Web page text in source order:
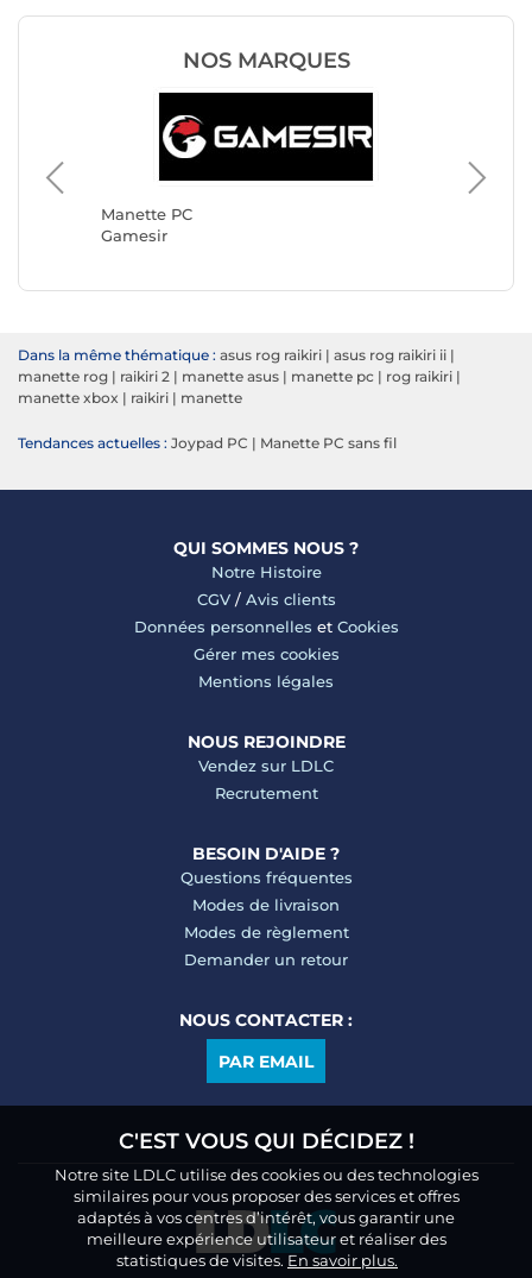
NOS MARQUES
Manette PC
Gamesir
Turtle
Dans la même thématique : asus rog raikiri | asus rog raikiri ii |
manette rog | raikiri 2 | manette asus | manette pc | rog raikiri |
manette xbox | raikiri | manette
Tendances actuelles : Joypad PC | Manette PC sans fil
QUI SOMMES NOUS ?
Notre Histoire
CGV/ Avis clients
Données personnelles et Cookies
Gérer mes cookies
Mentions légales
NOUS REJOINDRE
Vendez sur LDLC
Recrutement
BESOIN D'AIDE ?
Questions fréquentes
Modes de livraison
Modes de règlement
Demander un retour
NOUS CONTACTER :
PAR EMAIL
C'EST VOUS QUI DÉCIDEZ !
Notre site LDLC utilise des cookies ou des technologies
similaires pour vous proposer des services et offres
adaptés à vos centres d’intérêt, vous garantir une
meilleure expérience utilisateur et réaliser des
statistiques de visites. En savoir plus.